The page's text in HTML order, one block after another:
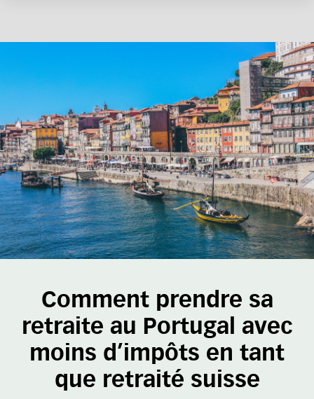
Comment prendre sa
retraite au Portugal avec
moins d’impôts en tant
que retraité suisse